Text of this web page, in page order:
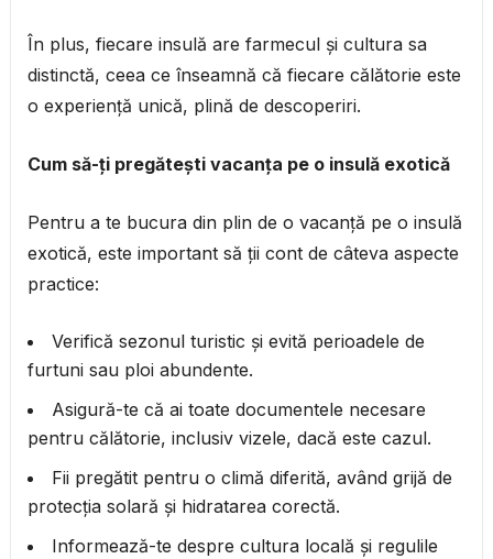
În plus, fiecare insulă are farmecul și cultura sa
distinctă, ceea ce înseamnă că fiecare călătorie este
o experiență unică, plină de descoperiri.
Cum să-ți pregătești vacanța pe o insulă exotică
Pentru a te bucura din plin de o vacanță pe o insulă
exotică, este important să ții cont de câteva aspecte
practice:
Verifică sezonul turistic și evită perioadele de
furtuni sau ploi abundente.
Asigură-te că ai toate documentele necesare
pentru călătorie, inclusiv vizele, dacă este cazul.
Fii pregătit pentru o climă diferită, având grijă de
protecția solară și hidratarea corectă.
Informează-te despre cultura locală și regulile